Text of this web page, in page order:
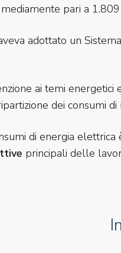
pari a 1.809
adottato un
ai temi
dei consumi
di energia
principali delle